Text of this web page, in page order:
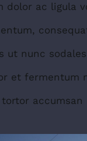
dolor ac ligula
ut nunc
et fermentum